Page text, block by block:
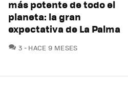
más potente de todo el
planeta: la gran
expectativa de La Palma
3 COMENTARIOS
HACE 9 MESES